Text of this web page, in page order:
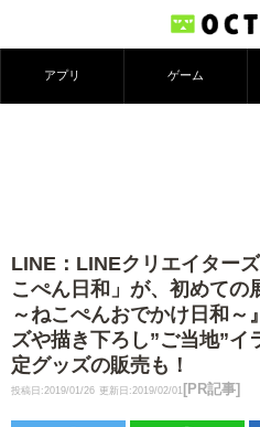
アプリ ゲーム
LINE：LINEクリエイター
こぺん日和」が、初めての
～ねこぺんおでかけ日和～
ズや描き下ろし”ご当地”イ
定グッズの販売も！
投稿日:2019/01/26 更新日:2019/02/01 [PR記事]